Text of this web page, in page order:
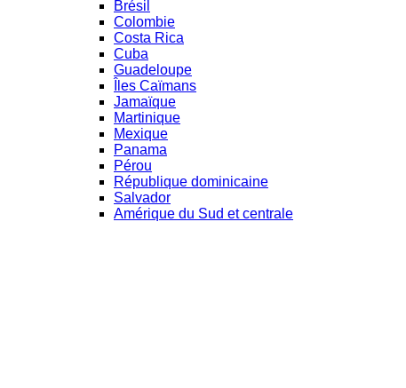
Brésil
Colombie
Costa Rica
Cuba
Guadeloupe
Îles Caïmans
Jamaïque
Martinique
Mexique
Panama
Pérou
République dominicaine
Salvador
Amérique du Sud et centrale